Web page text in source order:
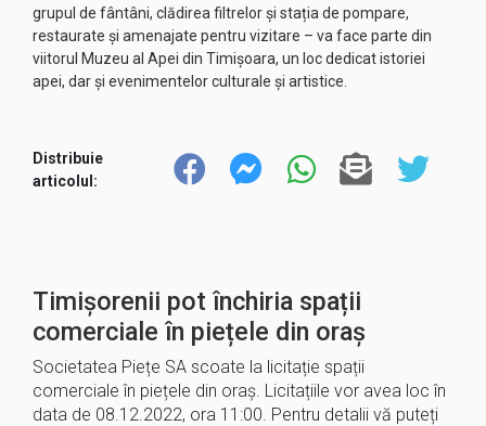
grupul de fântâni, clădirea filtrelor și stația de pompare,
restaurate și amenajate pentru vizitare – va face parte din
viitorul Muzeu al Apei din Timișoara, un loc dedicat istoriei
apei, dar și evenimentelor culturale și artistice.
Distribuie
articolul:
Timișorenii pot închiria spații
comerciale în piețele din oraș
Societatea Piețe SA scoate la licitație spații
comerciale în piețele din oraș. Licitațiile vor avea loc în
data de 08.12.2022, ora 11:00. Pentru detalii vă puteți